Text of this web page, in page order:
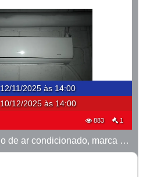
12/11/2025 às 14:00
10/12/2025 às 14:00
883 1
LOTE 26 - Um aparelho de ar condicionado, marca Midea